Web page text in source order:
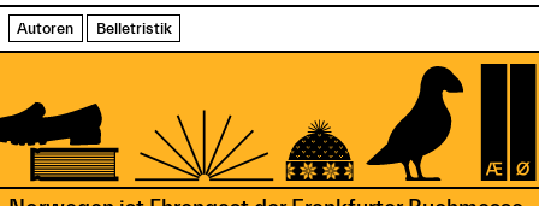
Autoren Belletristik